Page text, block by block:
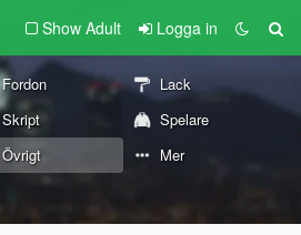
Show Adult Logga in
Fordon
Lack
Skript
Spelare
Övrigt Mer